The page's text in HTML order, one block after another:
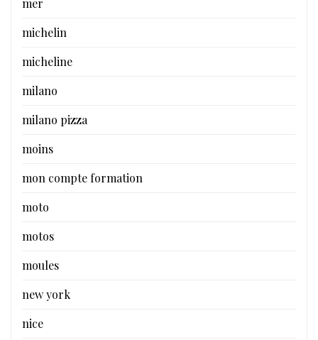
mer
michelin
micheline
milano
milano pizza
moins
mon compte formation
moto
motos
moules
new york
nice